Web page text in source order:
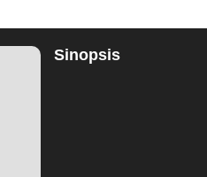
Sinopsis